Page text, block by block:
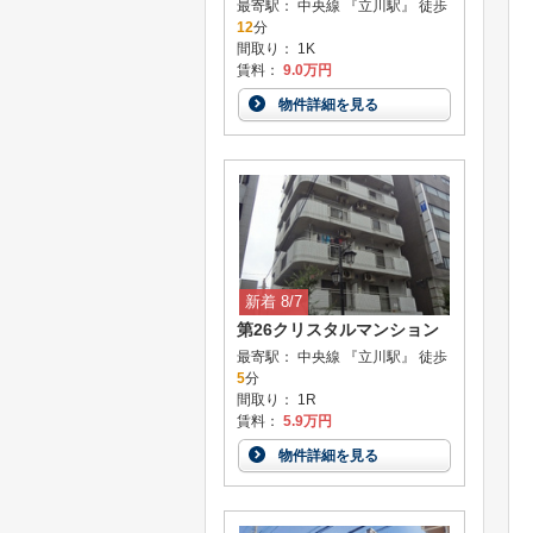
最寄駅： 中央線 『立川駅』 徒歩
12分
間取り： 1K
賃料： 9.0万円
物件詳細を見る
新着 8/7
第26クリスタルマンション
最寄駅： 中央線 『立川駅』 徒歩
5分
間取り： 1R
賃料： 5.9万円
物件詳細を見る